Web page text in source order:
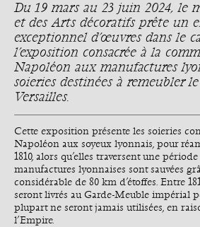
Du 19 mars au 23 juin 2024, le
et des Arts décoratifs prête un
exceptionnel d’œuvres dans le
l’exposition consacrée à la
Napoléon aux manufactures
soieries destinées à remeubler
Versailles.
Cette exposition présente les soieries
Napoléon aux soyeux lyonnais, pour
1810, alors qu’elles traversent une
manufactures lyonnaises sont sauvées
considérable de 80 km d’étoffes. Entre
seront livrés au Garde-Meuble impérial
plupart ne seront jamais utilisées, en
l’Empire.